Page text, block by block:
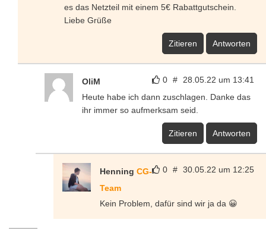
es das Netzteil mit einem 5€ Rabattgutschein.
Liebe Grüße
Zitieren Antworten
0 # 28.05.22 um 13:41
OliM
Heute habe ich dann zuschlagen. Danke das
ihr immer so aufmerksam seid.
Zitieren Antworten
0 # 30.05.22 um 12:25
Henning CG-
Team
Kein Problem, dafür sind wir ja da 😀